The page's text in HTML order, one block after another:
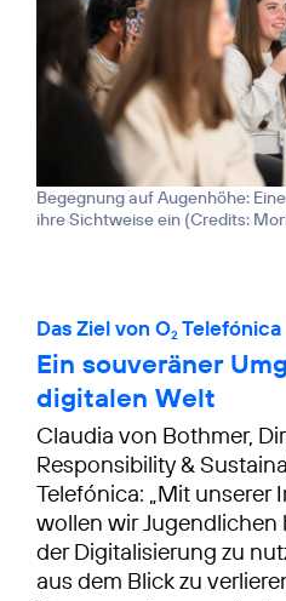
Begegnung auf Augenhöhe:
ihre Sichtweise ein (Credits:
Das Ziel von O2 Telefónica
Ein souveräner
digitalen Welt
Claudia von Bothmer,
Responsibility &
Telefónica: „Mit unserer
wollen wir Jugendlichen
der Digitalisierung zu
aus dem Blick zu